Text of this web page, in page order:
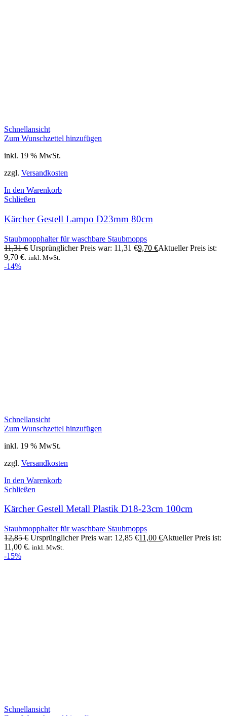
Schnellansicht
Zum Wunschzettel hinzufügen
inkl. 19 % MwSt.
zzgl. Versandkosten
In den Warenkorb
Schließen
Kärcher Gestell Lampo D23mm 80cm
Staubmopphalter für waschbare Staubmopps
11,31€ Ursprünglicher Preis war: 11,31 €9,70 €Aktueller Preis ist:
9,70 €. inkl. MwSt.
-14%
Schnellansicht
Zum Wunschzettel hinzufügen
inkl. 19 % MwSt.
zzgl. Versandkosten
In den Warenkorb
Schließen
Kärcher Gestell Metall Plastik D18-23cm 100cm
Staubmopphalter für waschbare Staubmopps
12,85€ Ursprünglicher Preis war: 12,85 €11,00 €Aktueller Preis ist:
11,00 €. inkl. MwSt.
-15%
Schnellansicht